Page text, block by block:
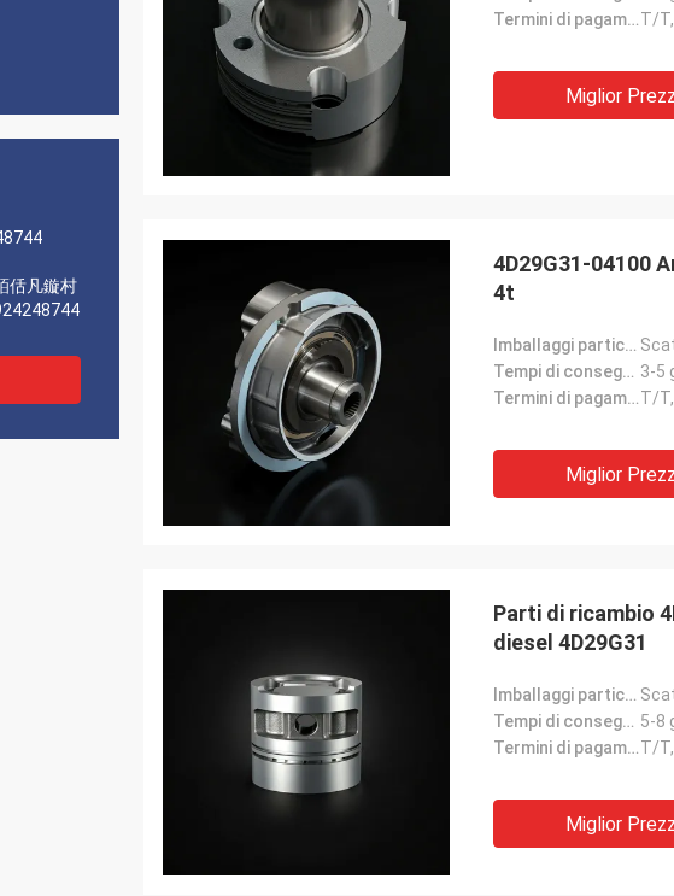
佸凡鏇村
Termini di pagamento:T/
Miglior
4D29G31-04100
4t
Imballaggi particolari:
Tempi di consegna: 3-5
Termini di pagamento:T/
Miglior
Parti di ricambio
diesel 4D29G31
Imballaggi particolari:
Tempi di consegna: 5-8
Termini di pagamento:T/
Miglior